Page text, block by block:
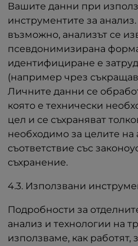
Вашите данни при
инструментите за анализ.
възможно, анализът се
псевдонимизирана
идентифициране е
(например чрез
Личните данни се
която е технически
цел и се съхраняват
необходимо за целите на
съответствие със
съхранение.
4.3. Използвани
Подробности за
анализ и технологии на
използваме, как работят,